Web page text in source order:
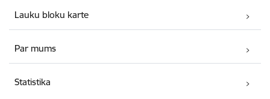
Lauku bloku karte
Par mums
Statistika